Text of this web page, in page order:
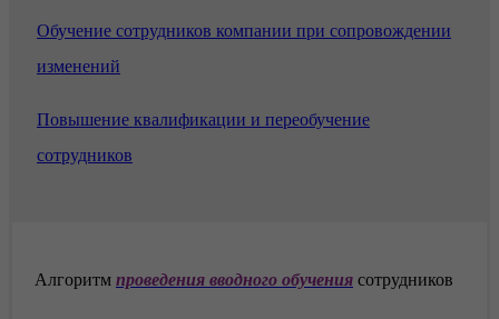
Обучение сотрудников компании при сопровождении
изменений
Повышение квалификации и переобучение
сотрудников
Алгоритм проведения вводного обучения сотрудников